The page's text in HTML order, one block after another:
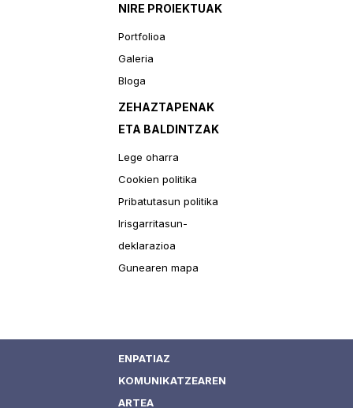
NIRE PROIEKTUAK
Portfolioa
Galeria
Bloga
ZEHAZTAPENAK
ETA BALDINTZAK
Lege oharra
Cookien politika
Pribatutasun politika
Irisgarritasun-
deklarazioa
Gunearen mapa
ENPATIAZ
KOMUNIKATZEAREN
ARTEA